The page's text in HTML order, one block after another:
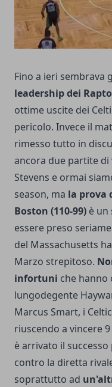
Fino a ieri sembrava
leadership dei
ottime uscite dei
pericolo. Invece il
rimesso tutto in
ancora due partite
Stevens e ormai
season, ma la prova
Boston (110-99) è
essere preso
del Massachusetts
Marzo strepitoso.
infortuni che hanno
lungodegente
Marcus Smart, i
riuscendo a vincere
è arrivato il
contro la diretta
soprattutto ad